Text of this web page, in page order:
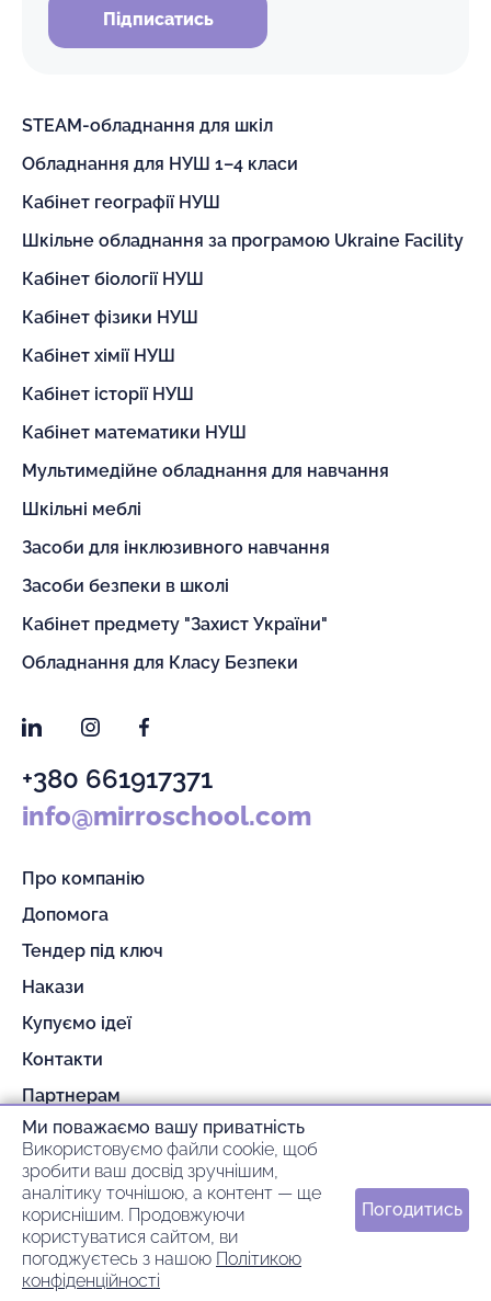
Підписатись
STEAM-обладнання для шкіл
Обладнання для НУШ 1–4 класи
Кабінет географії НУШ
Шкільне обладнання за програмою Ukraine Facility
Кабінет біології НУШ
Кабінет фізики НУШ
Кабінет хімії НУШ
Кабінет історії НУШ
Кабінет математики НУШ
Мультимедійне обладнання для навчання
Шкільні меблі
Засоби для інклюзивного навчання
Засоби безпеки в школі
Кабінет предмету "Захист України"
Обладнання для Класу Безпеки
LinkedInInstagramFacebook
+380 661917371
info@mirroschool.com
Про компанію
Допомога
Тендер під ключ
Накази
Купуємо ідеї
Контакти
Партнерам
Гарантія та повернення
Оплата та доставка
© 2026 mirroschool
Зроблено вideil.
Ми поважаємо вашу приватність
Використовуємо файли cookie, щоб
зробити ваш досвід зручнішим,
аналітику точнішою, а контент — ще
кориснішим. Продовжуючи
користуватися сайтом, ви
погоджуєтесь з нашою Політикою
конфіденційності
Погодитись